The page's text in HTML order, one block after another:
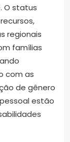
O status
regionais
famílias
com as
de gênero
estão